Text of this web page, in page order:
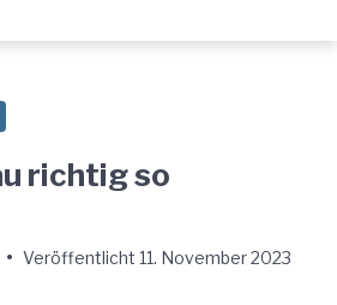
richtig so
• Veröffentlicht 11. November 2023